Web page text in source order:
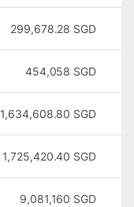
299,678.28 SGD
454,058 SGD
1,634,608.80 SGD
1,725,420.40 SGD
9,081,160 SGD